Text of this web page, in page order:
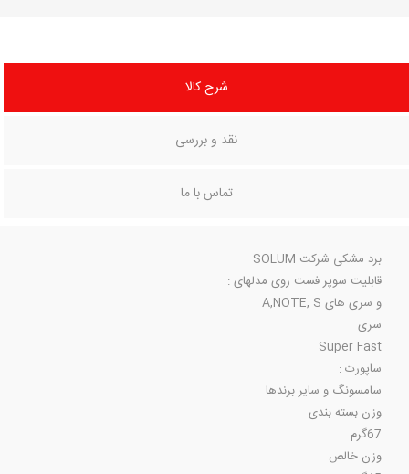
شرح کالا
نقد و بررسی
تماس با ما
برد مشکی شرکت SOLUM
قابلیت سوپر فست روی مدلهای :
و سری های A,NOTE, S
سری
Super Fast
ساپورت :
سامسونگ و سایر برندها
وزن بسته بندی
67گرم
وزن خالص